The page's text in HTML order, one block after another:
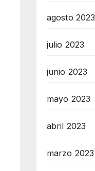
agosto 2023
julio 2023
junio 2023
mayo 2023
abril 2023
marzo 2023